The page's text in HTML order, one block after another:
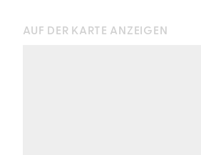
AUF DER KARTE ANZEIGEN